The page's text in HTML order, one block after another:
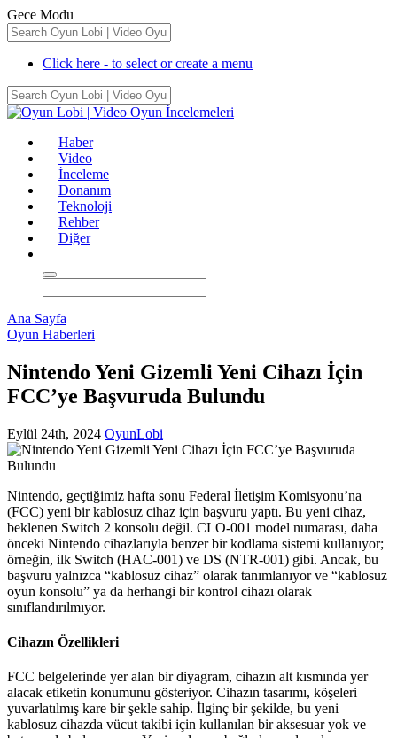
Gece Modu
Click here - to select or create a menu
Haber
Video
İnceleme
Donanım
Teknoloji
Rehber
Diğer
Ana Sayfa
Oyun Haberleri
Nintendo Yeni Gizemli Yeni Cihazı İçin
FCC’ye Başvuruda Bulundu
Eylül 24th, 2024 OyunLobi
Nintendo, geçtiğimiz hafta sonu Federal İletişim Komisyonu’na
(FCC) yeni bir kablosuz cihaz için başvuru yaptı. Bu yeni cihaz,
beklenen Switch 2 konsolu değil. CLO-001 model numarası, daha
önceki Nintendo cihazlarıyla benzer bir kodlama sistemi kullanıyor;
örneğin, ilk Switch (HAC-001) ve DS (NTR-001) gibi. Ancak, bu
başvuru yalnızca “kablosuz cihaz” olarak tanımlanıyor ve “kablosuz
oyun konsolu” ya da herhangi bir kontrol cihazı olarak
sınıflandırılmıyor.
Cihazın Özellikleri
FCC belgelerinde yer alan bir diyagram, cihazın alt kısmında yer
alacak etiketin konumunu gösteriyor. Cihazın tasarımı, köşeleri
yuvarlatılmış kare bir şekle sahip. İlginç bir şekilde, bu yeni
kablosuz cihazda vücut takibi için kullanılan bir aksesuar yok ve